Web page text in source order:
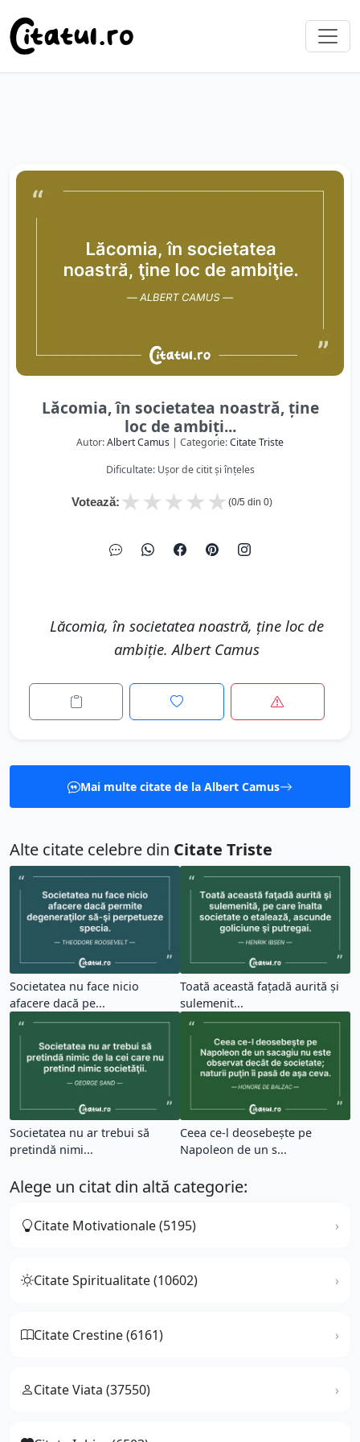
Lăcomia, în societatea noastră, ţine
loc de ambiţi...
Autor:Albert Camus | Categorie:Citate Triste
Dificultate: Ușor de citit și înțeles
Votează: ★
★
★
★
★ (0/5 din 0)
Lăcomia, în societatea noastră, ţine loc de
ambiţie. Albert Camus
Mai multe citate de la Albert Camus
Alte citate celebre din Citate Triste
Societatea nu face nicio
afacere dacă pe...
Toată această faţadă aurită şi
sulemenit...
Societatea nu ar trebui să
pretindă nimi...
Ceea ce-l deosebeşte pe
Napoleon de un s...
Alege un citat din altă categorie:
Citate Motivationale (5195)
Citate Spiritualitate (10602)
Citate Crestine (6161)
Citate Viata (37550)